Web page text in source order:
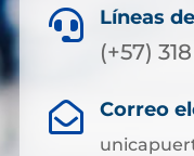
 Líneas
(+57)
 Correo